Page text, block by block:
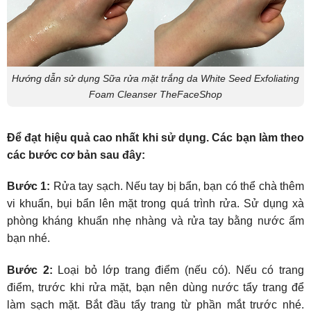
Hướng dẫn sử dụng Sữa rửa mặt trắng da White Seed Exfoliating
Foam Cleanser TheFaceShop
Để đạt hiệu quả cao nhất khi sử dụng. Các bạn làm theo
các bước cơ bản sau đây:
Bước 1: Rửa tay sạch. Nếu tay bị bẩn, bạn có thể chà thêm
vi khuẩn, bụi bẩn lên mặt trong quá trình rửa. Sử dụng xà
phòng kháng khuẩn nhẹ nhàng và rửa tay bằng nước ấm
bạn nhé.
Bước 2: Loại bỏ lớp trang điểm (nếu có). Nếu có trang
điểm, trước khi rửa mặt, bạn nên dùng nước tẩy trang để
làm sạch mặt. Bắt đầu tẩy trang từ phần mắt trước nhé.